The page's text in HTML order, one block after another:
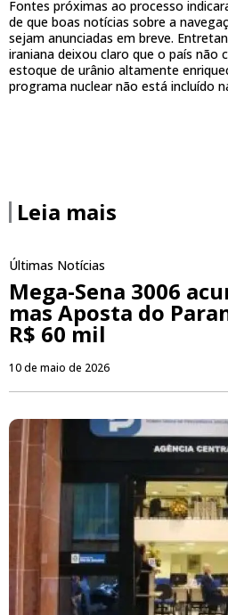
Fontes próximas ao processo
de que boas notícias sobre a
sejam anunciadas em breve.
iraniana deixou claro que o país não
estoque de urânio altamente
programa nuclear não está incluído
Leia mais
Últimas Notícias
Mega-Sena 3006
mas Aposta do
R$ 60 mil
10 de maio de 2026